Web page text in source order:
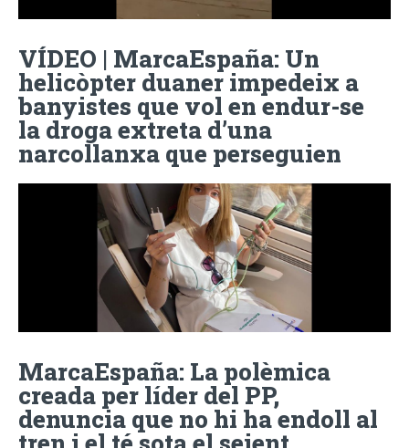
VÍDEO | MarcaEspaña: Un
helicòpter duaner impedeix a
banyistes que vol en endur-se
la droga extreta d’una
narcollanxa que perseguien
MarcaEspaña: La polèmica
creada per líder del PP,
denuncia que no hi ha endoll al